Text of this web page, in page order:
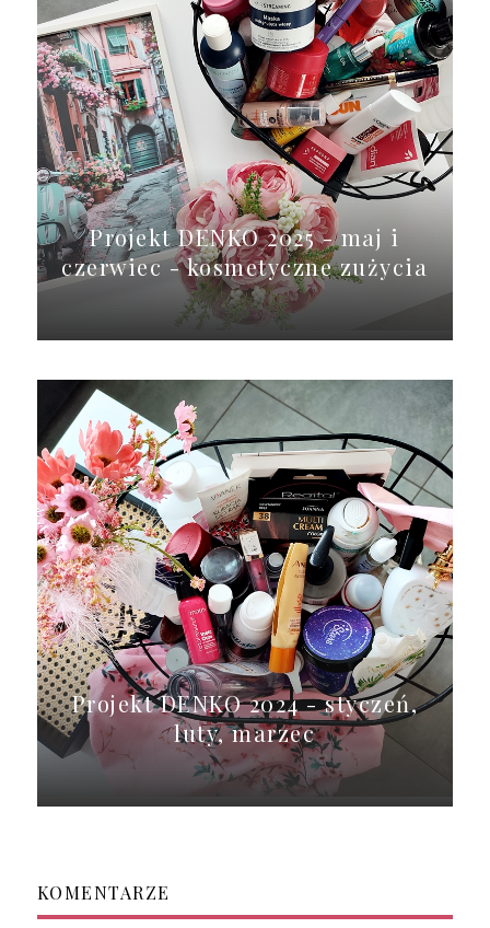
Projekt DENKO 2025 - maj i
czerwiec - kosmetyczne zużycia
Projekt DENKO 2024 - styczeń,
luty, marzec
KOMENTARZE